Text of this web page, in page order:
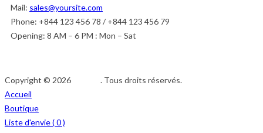
Mail: sales@yoursite.com
Phone: +844 123 456 78 / +844 123 456 79
Opening: 8 AM – 6 PM : Mon – Sat
Copyright © 2026
. Tous droits réservés.
Accueil
Boutique
Liste d'envie (0)